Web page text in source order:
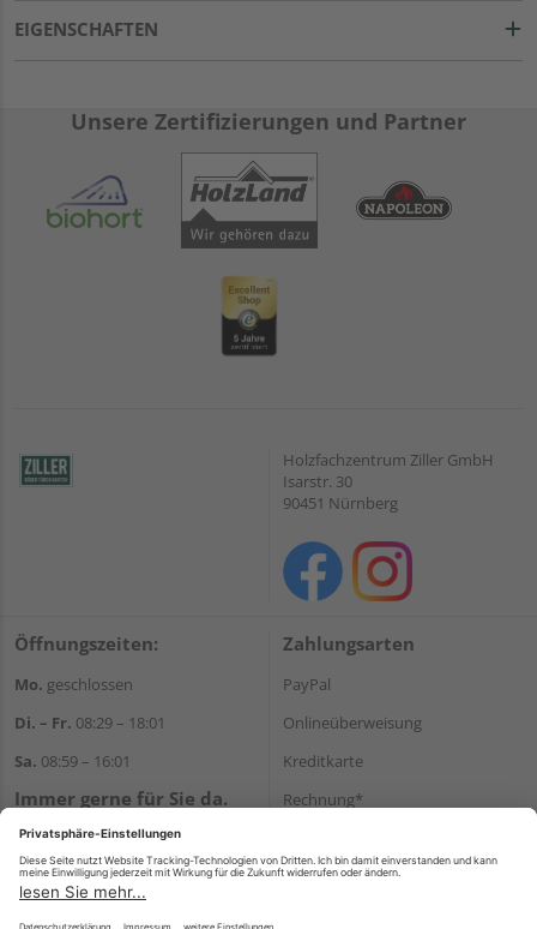
EIGENSCHAFTEN
Unsere Zertifizierungen und Partner
Holzfachzentrum Ziller GmbH
Isarstr. 30
90451 Nürnberg
Öffnungszeiten:
Mo. geschlossen
Di. – Fr. 08:29 – 18:01
Sa. 08:59 – 16:01
Immer gerne für Sie da.
E-Mail:kontakt@holzziller.de
Zahlungsarten
PayPal
Onlineüberweisung
Kreditkarte
Rechnung*
Versand